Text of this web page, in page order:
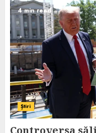
4 min read
Știri
Controversa